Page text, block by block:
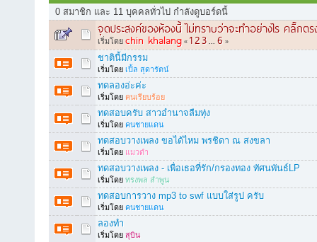
0 สมาชิก และ 11 บุคคลทั่วไป กำลังดูบอร์ดนี้
จุดประสงค์ของห้องนี้ ไม่ทราบว่าจะทำอย่างไร คลิ๊กต
เริ่มโดย chin khalang « 123 ... 6 »
ชาตินี้มีกรรม
เริ่มโดย เปิ้ล สุดารัตน์
ทดลองอ่ะค่ะ
เริ่มโดย คนเรียบร้อย
ทดสอบครับ สาวอำนาจลืมทุ่ง
เริ่มโดย คนชายแดน
ทดสอบวางเพลง ขอได้ไหม พรชิดา ณ สงขลา
เริ่มโดย แมวดำ
ทดสอบวางเพลง - เพื่อเธอที่รัก/กรองทอง ทัศนพันธ์LP
เริ่มโดย ทรงพล ลำพูน
ทดสอบการวาง mp3 to swf แบบใส่รูป ครับ
เริ่มโดย คนชายแดน
ลองทำ
เริ่มโดย สุบิน